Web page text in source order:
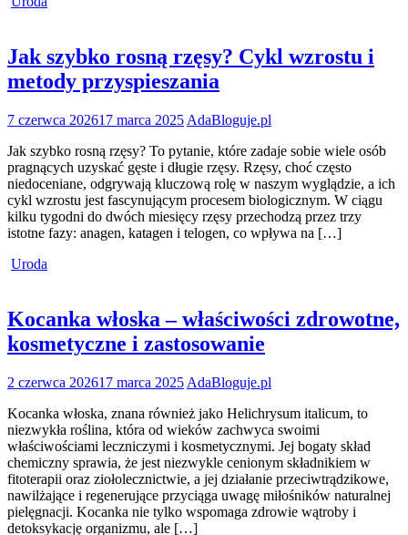
Jak szybko rosną rzęsy? Cykl wzrostu i
metody przyspieszania
7 czerwca 202617 marca 2025 AdaBloguje.pl
Jak szybko rosną rzęsy? To pytanie, które zadaje sobie wiele osób
pragnących uzyskać gęste i długie rzęsy. Rzęsy, choć często
niedoceniane, odgrywają kluczową rolę w naszym wyglądzie, a ich
cykl wzrostu jest fascynującym procesem biologicznym. W ciągu
kilku tygodni do dwóch miesięcy rzęsy przechodzą przez trzy
istotne fazy: anagen, katagen i telogen, co wpływa na […]
Uroda
Kocanka włoska – właściwości zdrowotne,
kosmetyczne i zastosowanie
2 czerwca 202617 marca 2025 AdaBloguje.pl
Kocanka włoska, znana również jako Helichrysum italicum, to
niezwykła roślina, która od wieków zachwyca swoimi
właściwościami leczniczymi i kosmetycznymi. Jej bogaty skład
chemiczny sprawia, że jest niezwykle cenionym składnikiem w
fitoterapii oraz ziołolecznictwie, a jej działanie przeciwtrądzikowe,
nawilżające i regenerujące przyciąga uwagę miłośników naturalnej
pielęgnacji. Kocanka nie tylko wspomaga zdrowie wątroby i
detoksykację organizmu, ale […]